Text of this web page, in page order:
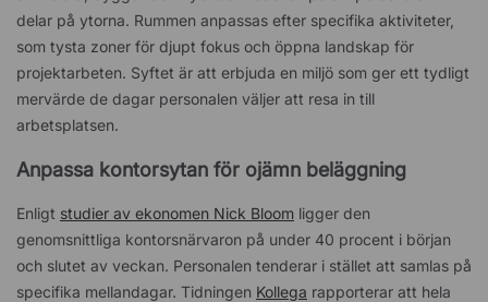
delar på ytorna. Rummen anpassas efter specifika aktiviteter,
som tysta zoner för djupt fokus och öppna landskap för
projektarbeten. Syftet är att erbjuda en miljö som ger ett tydligt
mervärde de dagar personalen väljer att resa in till
arbetsplatsen.
Anpassa kontorsytan för ojämn beläggning
Enligt studier av ekonomen Nick Bloom ligger den
genomsnittliga kontorsnärvaron på under 40 procent i början
och slutet av veckan. Personalen tenderar i stället att samlas på
specifika mellandagar. Tidningen Kollega rapporterar att hela